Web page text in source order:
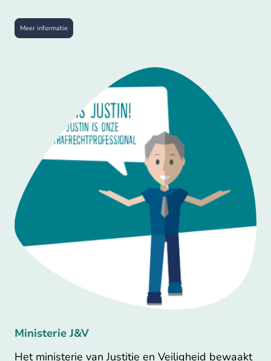
Meer informatie
Ministerie J&V
Het ministerie van Justitie en Veiligheid bewaakt